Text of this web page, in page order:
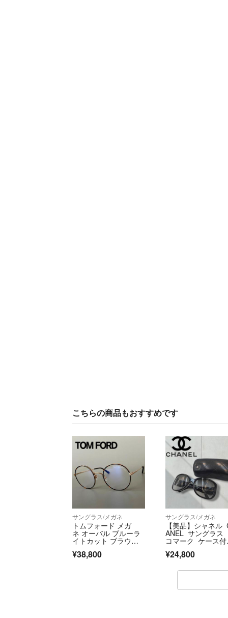
こちらの商品もおすすめです
サングラス/メガネ
トムフォード メガ
ネ オーバル ブルーラ
イトカット ブラウ
¥38,800
サングラス/メガネ
【美品】シャネル
ANEL サングラス
コマーク ケース付
クス
¥24,800